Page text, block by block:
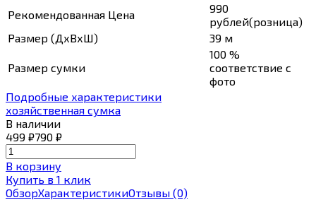
Рекомендованная Цена
990
рублей(розница)
Размер (ДхВхШ)
39 м
Размер сумки
100 %
соответствие с
фото
Подробные характеристики
хозяйственная сумка
В наличии
499 ₽790 ₽
В корзину
Купить в 1 клик
ОбзорХарактеристикиОтзывы (0)